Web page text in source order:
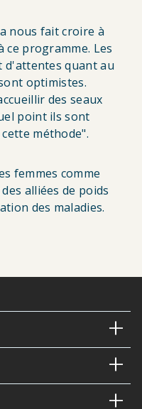
nous fait croire à
programme. Les
d'attentes quant au
optimistes.
des seaux
point ils sont
méthode".
femmes comme
alliées de poids
des maladies.